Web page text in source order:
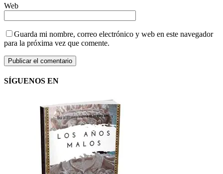
Web
Guarda mi nombre, correo electrónico y web en este navegador
para la próxima vez que comente.
SÍGUENOS EN